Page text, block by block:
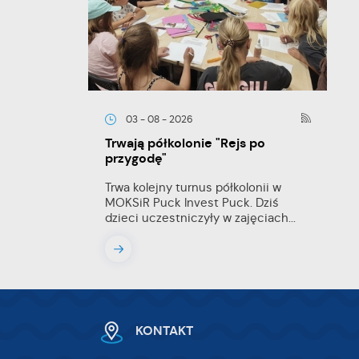
03 - 08 - 2026
Trwają półkolonie "Rejs po
przygodę"
Trwa kolejny turnus półkolonii w
MOKSiR Puck Invest Puck. Dziś
dzieci uczestniczyły w zajęciach...
KONTAKT